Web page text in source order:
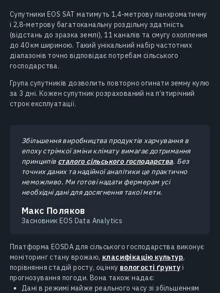
Супутники EOS SAT матимуть 1,4-метрову панхроматичну
і 2,8-метрову багатоканальну роздільну здатність
(відстань до зразка землі), 11 каналів та смугу охоплення
до 40 км шириною. Такий унікальний набір частотних
діапазонів точно відповідає потребам сільського
господарства.
Група супутників дозволить повторно огинати земну кулю
за 3 дні. Кожен супутник розрахований на п’ятирічний
строк експлуатації.
Збільшення виробництва продуктів харчування в
епоху стрімкої зміни клімату вимагає дотримання
принципів сталого сільського господарства. Без
точних даних та надійної аналітики це практично
неможливо. Ми готові надати фермерам усі
необхідні дані для досягнення такої мети.
Макс Поляков
Засновник EOS Data Analytics
Платформа EOSDA для сільського господарства виконує
моніторинг стану врожаю, класифікацію культур,
порівняння стадій росту, оцінку вологості ґрунту і
прогнозування погоди. Вона також надає:
Дані в режимі майже реального часу зі збільшенням